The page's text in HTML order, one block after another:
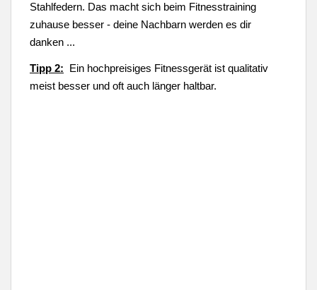
Stahlfedern. Das macht sich beim Fitnesstraining
zuhause besser - deine Nachbarn werden es dir
danken ...
Tipp 2: Ein hochpreisiges Fitnessgerät ist qualitativ
meist besser und oft auch länger haltbar.